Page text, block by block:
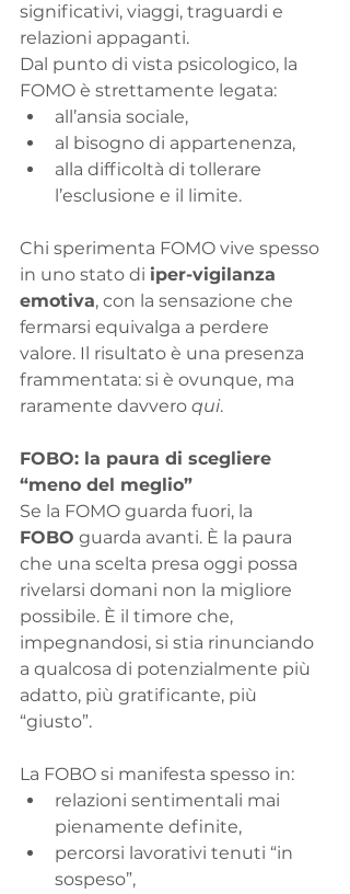
significativi, viaggi, traguardi e
relazioni appaganti.
Dal punto di vista psicologico, la
FOMO è strettamente legata:
all’ansia sociale,
al bisogno di appartenenza,
alla difficoltà di tollerare
l’esclusione e il limite.
Chi sperimenta FOMO vive spesso
in uno stato di iper-vigilanza
emotiva, con la sensazione che
fermarsi equivalga a perdere
valore. Il risultato è una presenza
frammentata: si è ovunque, ma
raramente davvero qui.
FOBO: la paura di scegliere
“meno del meglio”
Se la FOMO guarda fuori, la
FOBO guarda avanti. È la paura
che una scelta presa oggi possa
rivelarsi domani non la migliore
possibile. È il timore che,
impegnandosi, si stia rinunciando
a qualcosa di potenzialmente più
adatto, più gratificante, più
“giusto”.
La FOBO si manifesta spesso in:
relazioni sentimentali mai
pienamente definite,
percorsi lavorativi tenuti “in
sospeso”,